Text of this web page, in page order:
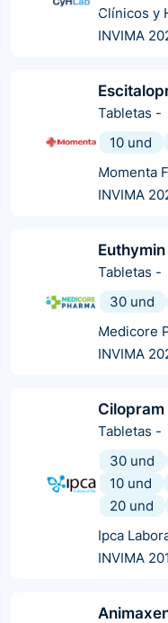
Clínicos y
INVIMA
Tabletas -
10 und
Momenta
INVIMA
Euthymin
Tabletas -
30 und
Medicore
INVIMA
Cilopram
Tabletas -
30 und
10 und
20 und
Ipca
INVIMA